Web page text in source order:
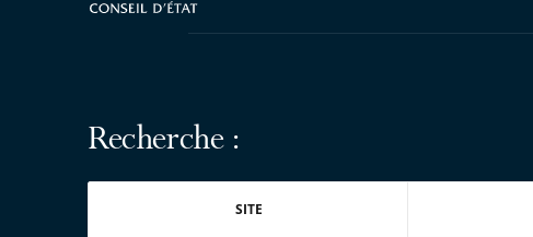
Recherche :
SITE